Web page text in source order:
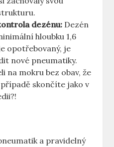
dezénu: Dezén
hloubku 1,6
opotřebovaný, je
nové pneumatiky.
na mokru bez obav, že
skončíte jako v
a pravidelný